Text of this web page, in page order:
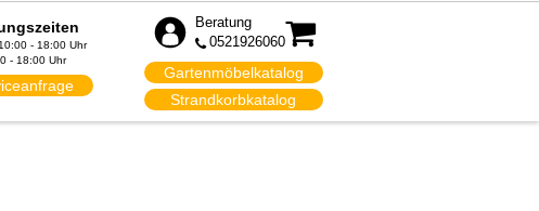
- 18:00 Uhr
- 18:00 Uhr
Beratung
0521926060
Gartenmöbelkatalog
Strandkorbkatalog